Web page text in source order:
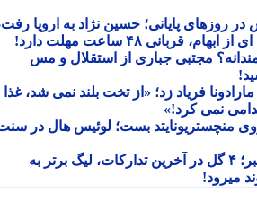
پایانی؛ حسین نژاد به اروپا رفت،
۴۸ ساعت مهلت دارد!
مجتبی جباری از استقلال و مس
فریاد زد؛ «از تخت بلند نمی شد، غذا
نمی کرد!»
منچستریونایتد بست؛ لوئیس هال در سنت
تمرین نهایی رویایی خیبر؛ ۴ گل در آخرین تدارکات، لیگ برتر به